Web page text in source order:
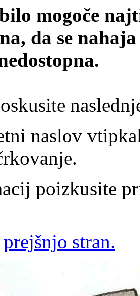
mogoče
da se
naslov
poizkusite
prejšnjo stran.